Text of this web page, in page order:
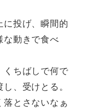
に投げ、瞬間的
な動きで食べ
くちばしで何で
、受けとる。
とさないなぁ